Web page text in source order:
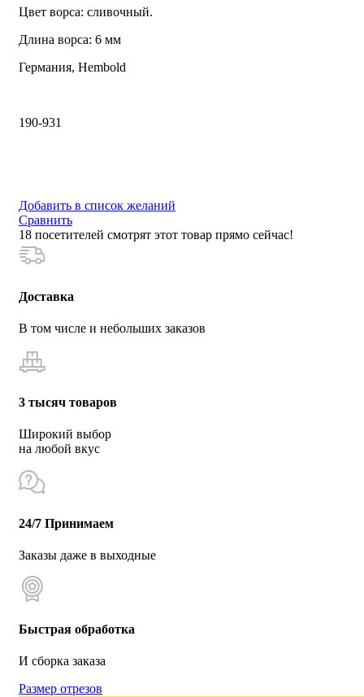
Цвет ворса: сливочный.
Длина ворса: 6 мм
Германия, Hembold
190-931
Добавить в список желаний
Сравнить
18 посетителей смотрят этот товар прямо сейчас!
Доставка
В том числе и небольших заказов
3 тысяч товаров
Широкий выбор
на любой вкус
24/7 Принимаем
Заказы даже в выходные
Быстрая обработка
И сборка заказа
Размер отрезов